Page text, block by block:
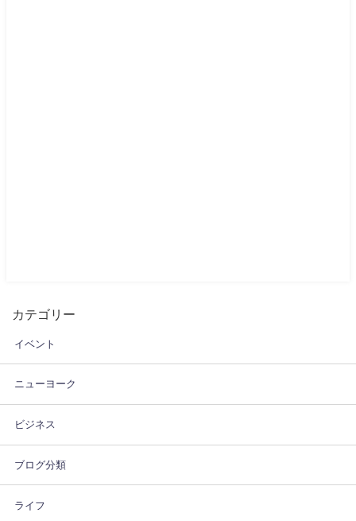
カテゴリー
イベント
ニューヨーク
ビジネス
ブログ分類
ライフ